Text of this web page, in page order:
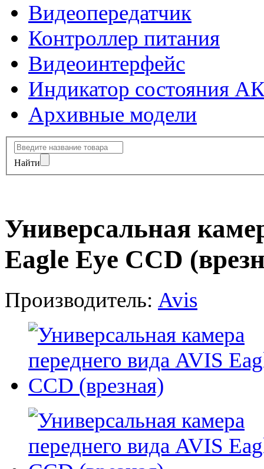
Видеопередатчик
Контроллер питания
Видеоинтерфейс
Индикатор состояния
Архивные модели
Найти
Универсальная
Eagle Eye CCD
Производитель: Avis